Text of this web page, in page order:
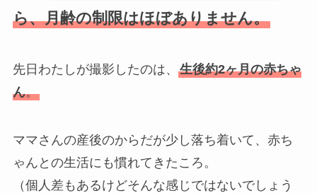
ら、月齢の制限はほぼありません。
先日わたしが撮影したのは、 生後約2ヶ月の赤ちゃ
ん。
ママさんの産後のからだが少し落ち着いて、赤ち
ゃんとの生活にも慣れてきたころ。
（個人差もあるけどそんな感じではないでしょう